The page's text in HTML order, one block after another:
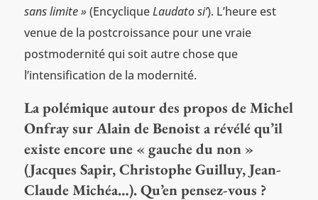
sans limite » (EncycliqueLaudato si’). L’heure est
venue de la postcroissance pour une vraie
postmodernité qui soit autre chose que
l’intensification de la modernité.
La polémique autour des propos de Michel
Onfray sur Alain de Benoist a révélé qu’il
existe encore une « gauche du non »
(Jacques Sapir, Christophe Guilluy, Jean-
Claude Michéa…). Qu’en pensez-vous ?